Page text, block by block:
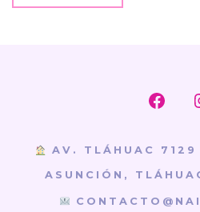
Abrir
una
nueva
AV. TLÁHUAC
ASUNCIÓN,